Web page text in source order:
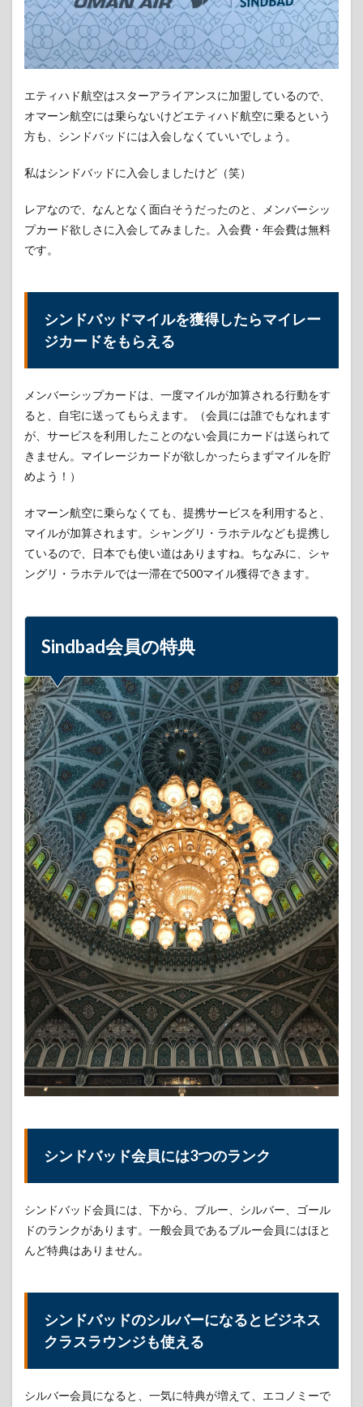
便は
イン
ドに
も多
い
オマ
ーン
航空
か良
た
3.3
本拠
スカ
ット
空港
は小
終わ
りに
5
参考
エティハド航空はスターアライアンスに加盟しているので、
オマーン航空には乗らないけどエティハド航空に乗るという
方も、シンドバッドには入会しなくていいでしょう。
私はシンドバッドに入会しましたけど（笑）
レアなので、なんとなく面白そうだったのと、メンバーシッ
プカード欲しさに入会してみました。入会費・年会費は無料
です。
シンドバッドマイルを獲得したらマイレー
ジカードをもらえる
メンバーシップカードは、一度マイルが加算される行動をす
ると、自宅に送ってもらえます。（会員には誰でもなれます
が、サービスを利用したことのない会員にカードは送られて
きません。マイレージカードが欲しかったらまずマイルを貯
めよう！）
オマーン航空に乗らなくても、提携サービスを利用すると、
マイルが加算されます。シャングリ・ラホテルなども提携し
ているので、日本でも使い道はありますね。ちなみに、シャ
ングリ・ラホテルでは一滞在で500マイル獲得できます。
Sindbad会員の特典
シンドバッド会員には3つのランク
シンドバッド会員には、下から、ブルー、シルバー、ゴール
ドのランクがあります。一般会員であるブルー会員にはほと
んど特典はありません。
シンドバッドのシルバーになるとビジネス
クラスラウンジも使える
シルバー会員になると、一気に特典が増えて、エコノミーで